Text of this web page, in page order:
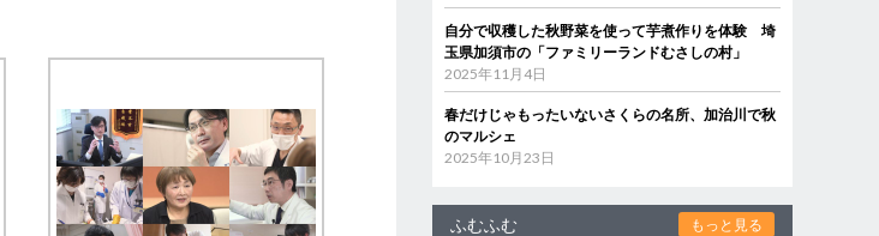
自分で収穫した秋野菜を使って芋煮作りを体験 埼
玉県加須市の「ファミリーランドむさしの村」
2025年11月4日
春だけじゃもったいないさくらの名所、加治川で秋
のマルシェ
2025年10月23日
ふむふむ もっと見る